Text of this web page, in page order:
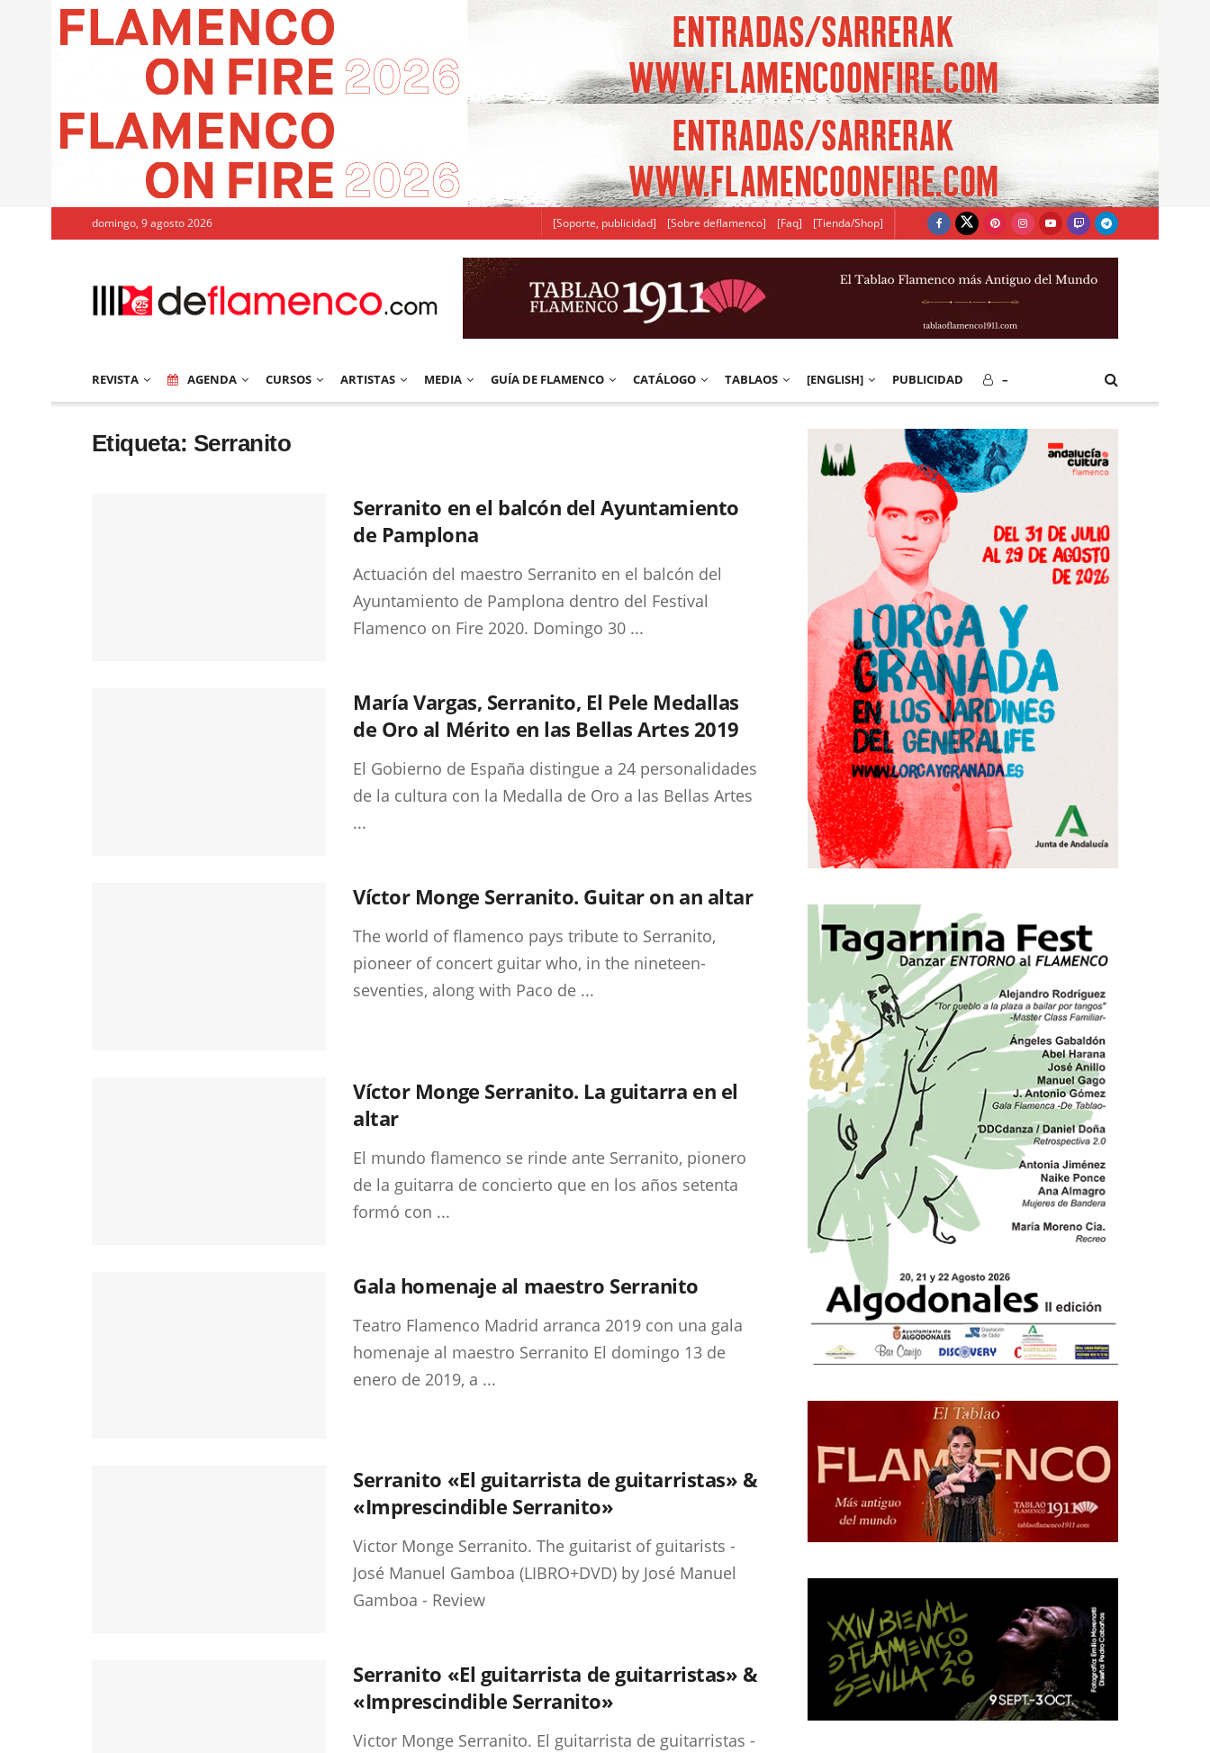
domingo, 9 agosto 2026 [Soporte, publicidad] [Sobre deflamenco] [Faq] [Tienda/Shop]
REVISTA AGENDA CURSOS ARTISTAS MEDIA GUÍA DE FLAMENCO CATÁLOGO TABLAOS [ENGLISH] PUBLICIDAD –
Etiqueta: Serranito
Serranito en el balcón del Ayuntamiento
de Pamplona
Actuación del maestro Serranito en el balcón del
Ayuntamiento de Pamplona dentro del Festival
Flamenco on Fire 2020. Domingo 30 ...
María Vargas, Serranito, El Pele Medallas
de Oro al Mérito en las Bellas Artes 2019
El Gobierno de España distingue a 24 personalidades
de la cultura con la Medalla de Oro a las Bellas Artes
...
Víctor Monge Serranito. Guitar on an altar
The world of flamenco pays tribute to Serranito,
pioneer of concert guitar who, in the nineteen-
seventies, along with Paco de ...
Víctor Monge Serranito. La guitarra en el
altar
El mundo flamenco se rinde ante Serranito, pionero
de la guitarra de concierto que en los años setenta
formó con ...
Gala homenaje al maestro Serranito
Teatro Flamenco Madrid arranca 2019 con una gala
homenaje al maestro Serranito El domingo 13 de
enero de 2019, a ...
Serranito «El guitarrista de guitarristas» &
«Imprescindible Serranito»
Victor Monge Serranito. The guitarist of guitarists -
José Manuel Gamboa (LIBRO+DVD) by José Manuel
Gamboa - Review
Serranito «El guitarrista de guitarristas» &
«Imprescindible Serranito»
Victor Monge Serranito. El guitarrista de guitarristas -